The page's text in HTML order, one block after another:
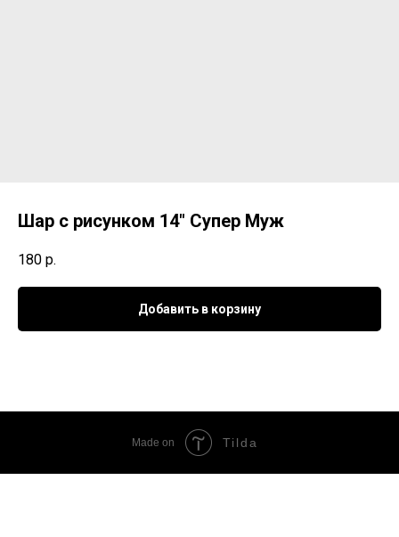
Шар с рисунком 14" Супер Муж
180 р.
Добавить в корзину
Made on Tilda